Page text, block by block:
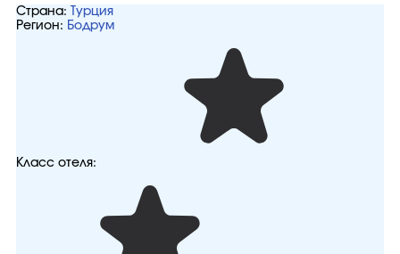
Страна:
Турция
Регион: Бодрум
Класс отеля: